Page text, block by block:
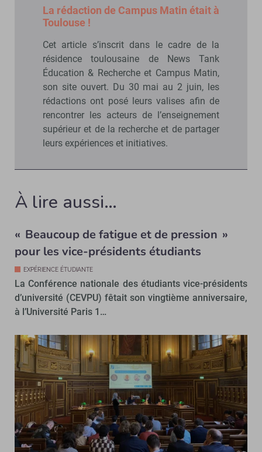
La rédaction de Campus Matin était à
Toulouse !
Cet article s’inscrit dans le cadre de la
résidence toulousaine de News Tank
Éducation & Recherche et Campus Matin,
son site ouvert. Du 30 mai au 2 juin, les
rédactions ont posé leurs valises afin de
rencontrer les acteurs de l’enseignement
supérieur et de la recherche et de partager
leurs expériences et initiatives.
À lire aussi…
« Beaucoup de fatigue et de pression »
pour les vice-présidents étudiants
EXPÉRIENCE ÉTUDIANTE
La Conférence nationale des étudiants vice-présidents
d’université (CEVPU) fêtait son vingtième anniversaire,
à l’Université Paris 1…